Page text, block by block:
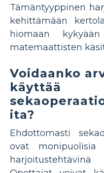
Tämäntyyppinen
kehittämään
hiomaan
matemaattisten
Voidaanko
käyttää
ita?
Ehdottomasti
ovat
harjoitustehtävinä